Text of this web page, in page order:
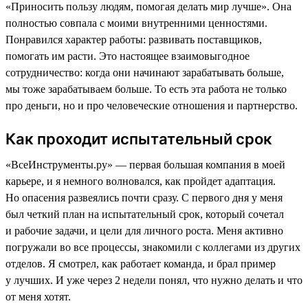
«Приносить пользу людям, помогая делать мир лучше». Она
полностью совпала с моими внутренними ценностями.
Понравился характер работы: развивать поставщиков,
помогать им расти. Это настоящее взаимовыгодное
сотрудничество: когда они начинают зарабатывать больше,
мы тоже зарабатываем больше. То есть эта работа не только
про деньги, но и про человеческие отношения и партнерство.
Как проходит испытательный срок
«ВсеИнструменты.ру» — первая большая компания в моей
карьере, и я немного волновался, как пройдет адаптация.
Но опасения развеялись почти сразу. С первого дня у меня
был четкий план на испытательный срок, который сочетал
и рабочие задачи, и цели для личного роста. Меня активно
погружали во все процессы, знакомили с коллегами из других
отделов. Я смотрел, как работает команда, и брал пример
у лучших. И уже через 2 недели понял, что нужно делать и что
от меня хотят.